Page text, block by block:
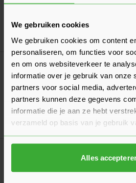
We gebruiken cookies
We gebruiken cookies om content
personaliseren, om functies voor
en om ons websiteverkeer te
informatie over je gebruik van onze
partners voor social media,
partners kunnen deze gegevens
informatie die je aan ze hebt
verzameld op basis van je gebruik
Alles
Er zijn verschillende varianten folies
Laatst gewijzigd: Februari 2026
Leestijd: 6 minuten
Algemeen
Wat is het belang van folie?
Het gebruik van folie is essentieel bij
en lees hier waarom je het moet
Laatst gewijzigd: Februari 2026
Leestijd: 5 minuten
Welke folie is geschikt onder